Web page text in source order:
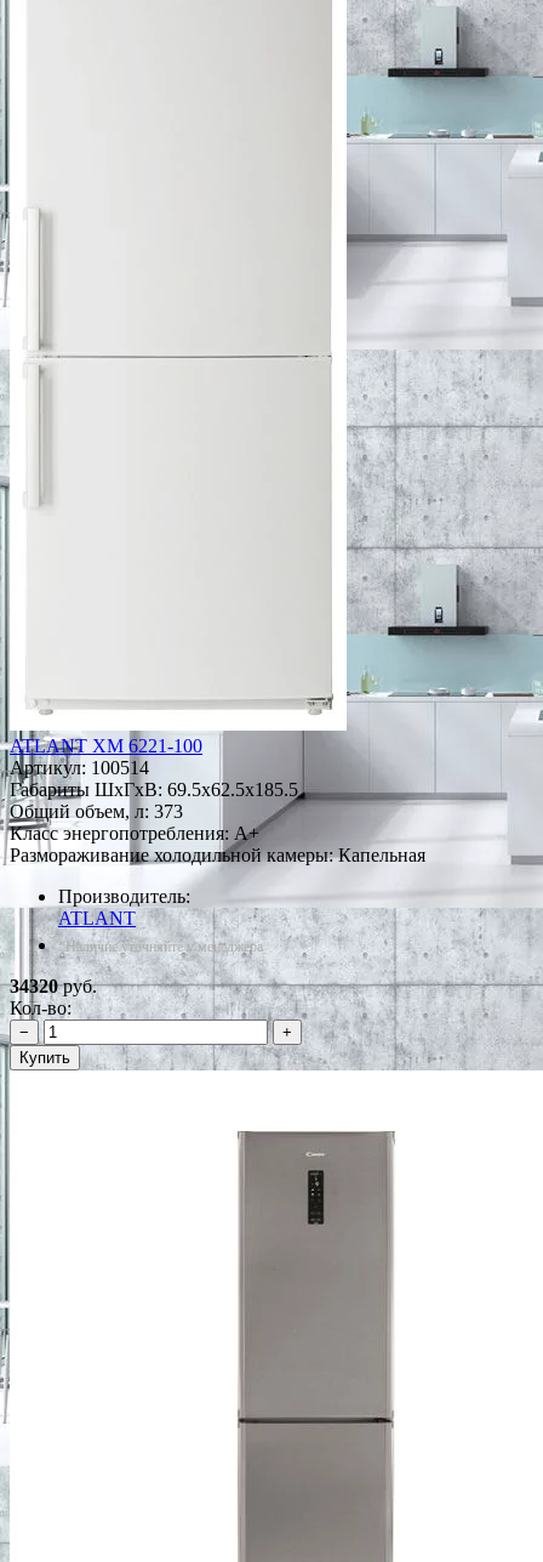
ATLANT ХМ 6221-100
Артикул: 100514
Габариты ШxГxВ: 69.5x62.5x185.5
Общий объем, л: 373
Класс энергопотребления: A+
Размораживание холодильной камеры: Капельная
Производитель:
ATLANT
*Наличие уточняйте у менеджера
34320руб.
Кол-во:
−
+
Купить